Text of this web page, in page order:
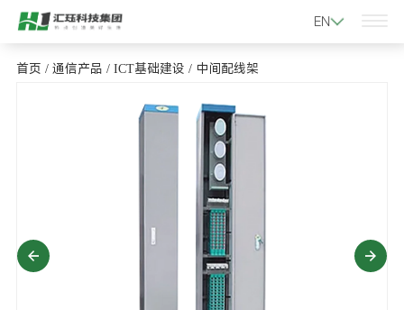
EN
首页 / 通信产品 / ICT基础建设 / 中间配线架